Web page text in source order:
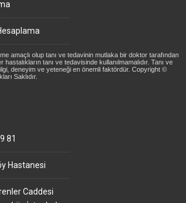
amaçlı olup tanı ve tedavinin mutlaka bir doktor tarafından
hastalıkların tanı ve tedavisinde kullanılmamalıdır. Tanı ve
deneyim ve yeteneği en önemli faktördür. Copyright ©
Saklıdır.
81
Hastanesi
Caddesi